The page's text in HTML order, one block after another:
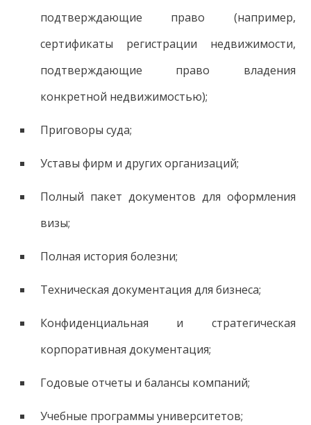
подтверждающие право (например,
сертификаты регистрации недвижимости,
подтверждающие право владения
конкретной недвижимостью);
Приговоры суда;
Уставы фирм и других организаций;
Полный пакет документов для оформления
визы;
Полная история болезни;
Техническая документация для бизнеса;
Конфиденциальная и стратегическая
корпоративная документация;
Годовые отчеты и балансы компаний;
Учебные программы университетов;